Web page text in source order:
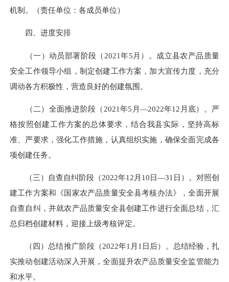
机制。（责任单位：各成员单位）
四、进度安排
（一）动员部署阶段（2021年5月）。
成立县农产品质量
安全工作领导小组，制定创建工作方案，加大宣传力度，充分
调动各方积极性，营造良好的创建氛围。
（二）全面推进阶段（2021年5月—2022年12月底）。 严
格按照创建工作方案的总体要求，结合我县实际，坚持高标
准、严要求，强化工作措施，认真组织实施，确保全面完成各
项创建任务。
（三）自查自纠阶段（2022年12月10日—31日）。 对照创
建工作方案和《国家农产品质量安全县考核办法》，全面开展
自查自纠，并就农产品质量安全县创建工作进行全面总结，汇
总归档创建材料 ，迎接上级考核评定。
（四）总结推广阶段（2022年1月1日后）。 总结经验，扎
实推动创建活动深入开展，全面提升农产品质量安全监管能力
和水平。